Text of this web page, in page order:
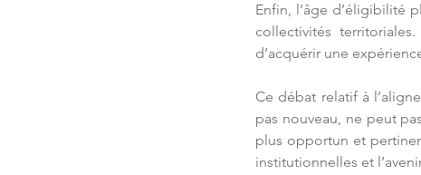
Enfin, l’âge d’éligibilité
collectivités
d’acquérir une
Ce débat relatif à
pas nouveau, ne peut
plus opportun et
institutionnelles et